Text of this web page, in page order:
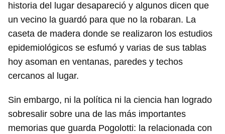
historia del lugar desapareció y algunos dicen que
un vecino la guardó para que no la robaran. La
caseta de madera donde se realizaron los estudios
epidemiológicos se esfumó y varias de sus tablas
hoy asoman en ventanas, paredes y techos
cercanos al lugar.
Sin embargo, ni la política ni la ciencia han logrado
sobresalir sobre una de las más importantes
memorias que guarda Pogolotti: la relacionada con